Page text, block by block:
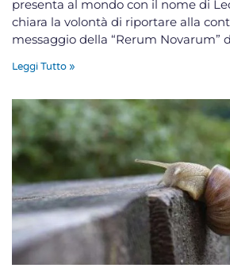
presenta al mondo con il nome di
chiara la volontà di riportare alla
messaggio della “Rerum Novarum”
Leggi Tutto »